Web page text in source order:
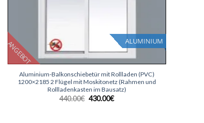
ANGEBOT ALUMINIUM
+
Aluminium-Balkonschiebetür mit Rollladen (PVC)
1200×2185 2 Flügel mit Moskitonetz (Rahmen und
Rollladenkasten im Bausatz)
440.00€ Ursprünglicher
430.00€Aktueller